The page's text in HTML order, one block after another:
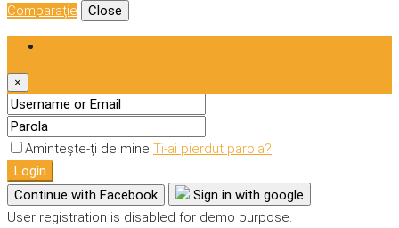
Comparaţie Close
×
Amintește-ți de mine Ti-ai pierdut parola?
Login
Continue with Facebook
Sign in with google
User registration is disabled for demo purpose.